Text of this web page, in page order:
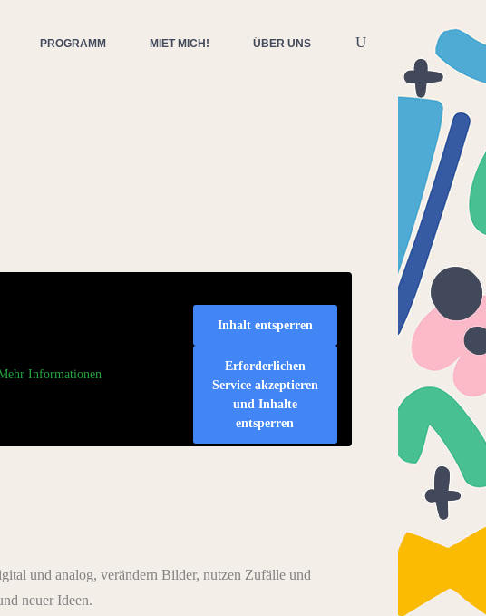
PROGRAMM MIET MICH! ÜBER UNS
Informationen
Inhalt entsperren
Erforderlichen
Service akzeptieren
und Inhalte
entsperren
und analog, verändern Bilder, nutzen Zufälle und
neuer Ideen.